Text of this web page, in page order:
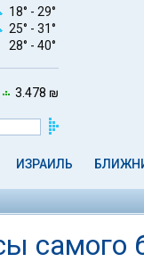
18° - 29°
25° - 31°
28° - 40°
3.478 ₪
ИЗРАИЛЬ
самого